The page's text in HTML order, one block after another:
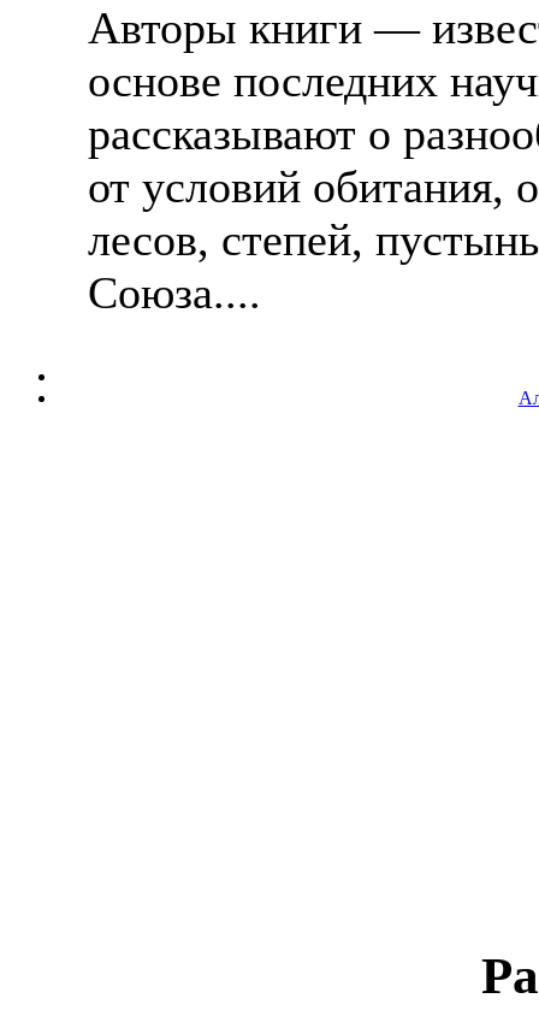
Авторы книги —
основе последних
рассказывают о
от условий
лесов, степей,
Союза....